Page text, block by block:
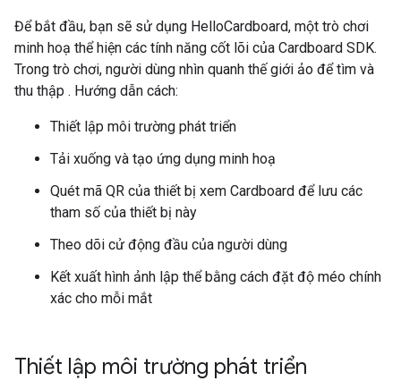
Để bắt đầu, bạn sẽ sử dụng HelloCardboard, một trò chơi
minh hoạ thể hiện các tính năng cốt lõi của Cardboard SDK.
Trong trò chơi, người dùng nhìn quanh thế giới ảo để tìm và
thu thập . Hướng dẫn cách:
Thiết lập môi trường phát triển
Tải xuống và tạo ứng dụng minh hoạ
Quét mã QR của thiết bị xem Cardboard để lưu các
tham số của thiết bị này
Theo dõi cử động đầu của người dùng
Kết xuất hình ảnh lập thể bằng cách đặt độ méo chính
xác cho mỗi mắt
Thiết lập môi trường phát triển